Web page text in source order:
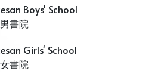
Boys' School
書院
Girls' School
書院